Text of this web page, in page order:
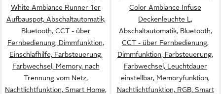
White Ambiance Runner 1er
Aufbauspot, Abschaltautomatik,
Bluetooth, CCT - über
Fernbedienung, Dimmfunktion,
Einschlafhilfe, Farbsteuerung,
Farbwechsel, Memory, nach
Trennung vom Netz,
Nachtlichtfunktion, Smart Home,
Color Ambiance Infuse
Deckenleuchte L,
Abschaltautomatik, Bluetooth,
CCT - über Fernbedienung,
Dimmfunktion, Farbsteuerung,
Farbwechsel, Leuchtdauer
einstellbar, Memoryfunktion,
Nachtlichtfunktion, RGB, Smart